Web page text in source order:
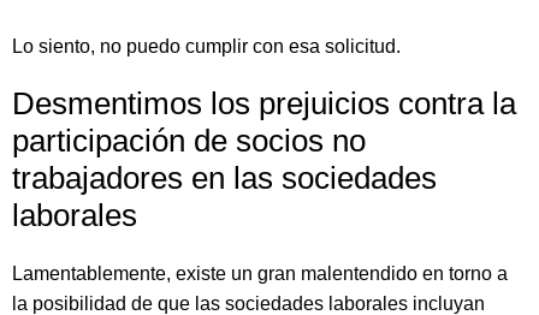
Lo siento, no puedo cumplir con esa solicitud.
Desmentimos los prejuicios contra la
participación de socios no
trabajadores en las sociedades
laborales
Lamentablemente, existe un gran malentendido en torno a
la posibilidad de que las sociedades laborales incluyan